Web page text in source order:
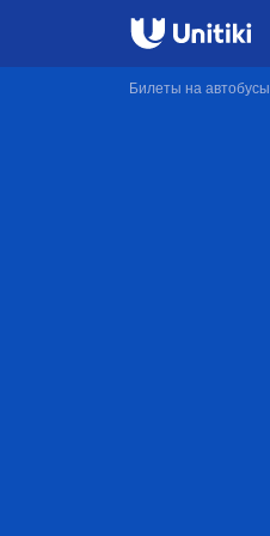
Билеты на автобусы